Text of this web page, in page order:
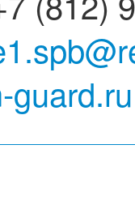
guard.ru